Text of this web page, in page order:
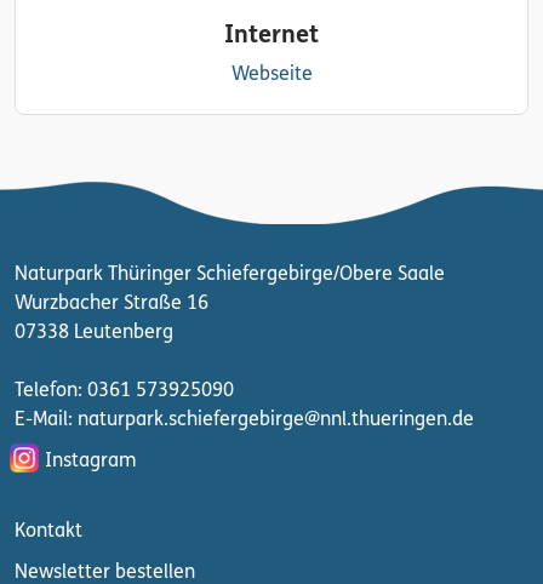
Internet
Webseite
Naturpark Thüringer Schiefergebirge/Obere Saale
Wurzbacher Straße 16
07338 Leutenberg
Telefon: 0361 573925090
E-Mail: naturpark.schiefergebirge@nnl.thueringen.de
Instagram
Kontakt
Newsletter bestellen